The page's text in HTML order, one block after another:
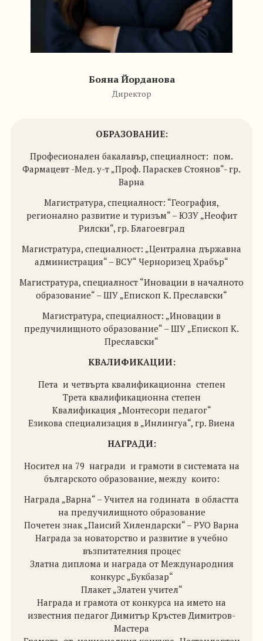
Бояна Йорданова
Директор
ОБРАЗОВАНИЕ:
Професионален бакалавър, специалност: пом.
Фармацевт -Мед. у-т „Проф. Параскев Стоянов“- гр.
Варна
Магистратура, специалност: “География,
регионално развитие и туризъм“ – ЮЗУ „Неофит
Рилски“, гр. Благоевград
Магистратура, специалност: „Централна държавна
администрация“ – ВСУ“ Черноризец Храбър“
Магистратура, специалност “Иновации в началното
образование“ – ШУ „Епископ К. Преславски“
Магистратура, специалност: „Иновации в
предучилищното образование“ – ШУ „Епископ К.
Преславски“
КВАЛИФИКАЦИИ:
Пета и четвърта квалификационна степен
Трета квалификационна степен
Квалификация „Монтесори педагог“
Езикова специализация в „Инлингуа“, гр. Виена
НАГРАДИ:
Носител на 79 награди и грамоти в системата на
българското образование, между които:
Награда „Варна“ – Учител на годината в областта
на предучилищното образование
Почетен знак „Паисий Хилендарски“ – РУО Варна
Награда за новаторство и развитие в учебно
възпитателния процес
Златна диплома и награда от Международния
конкурс „Букбазар“
Плакет „Златен учител“
Награда и грамота от конкурса на името на
известния педагог Димитър Кръстев Димитров-
Мастера